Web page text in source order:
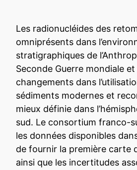
Les radionucléides des
omniprésents dans
stratigraphiques de
Seconde Guerre mondiale
changements dans
sédiments modernes et
mieux définie dans
sud. Le consortium franco-
les données disponibles
de fournir la première carte
ainsi que les incertitudes